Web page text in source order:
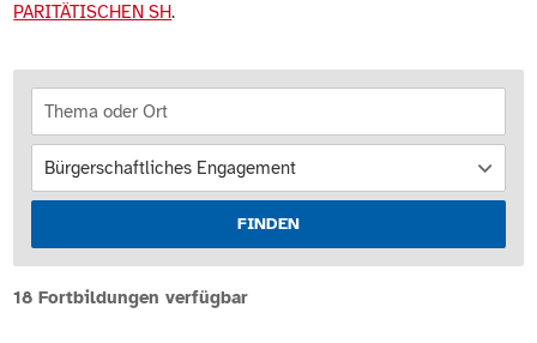
PARITÄTISCHEN SH.
FINDEN
18 Fortbildungen verfügbar